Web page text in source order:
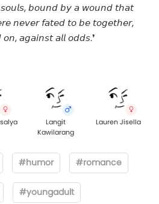
𝘴𝘰𝘶𝘭𝘴, 𝘣𝘰𝘶𝘯𝘥 𝘣𝘺 𝘢 𝘸𝘰𝘶𝘯𝘥 𝘵𝘩𝘢𝘵
𝘯𝘦𝘷𝘦𝘳 𝘧𝘢𝘵𝘦𝘥 𝘵𝘰 𝘣𝘦 𝘵𝘰𝘨𝘦𝘵𝘩𝘦𝘳,
𝘢𝘨𝘢𝘪𝘯𝘴𝘵 𝘢𝘭𝘭 𝘰𝘥𝘥𝘴.❜
Langit
Kawilarang
Lauren Jisella
#humor #romance
#youngadult